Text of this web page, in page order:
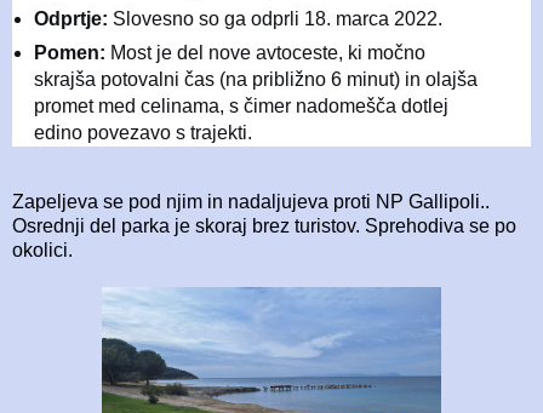
Odprtje: Slovesno so ga odprli 18. marca 2022.
Pomen: Most je del nove avtoceste, ki močno
skrajša potovalni čas (na približno 6 minut) in olajša
promet med celinama, s čimer nadomešča dotlej
edino povezavo s trajekti.
Zapeljeva se pod njim in nadaljujeva proti NP Gallipoli..
Osrednji del parka je skoraj brez turistov. Sprehodiva se po
okolici.